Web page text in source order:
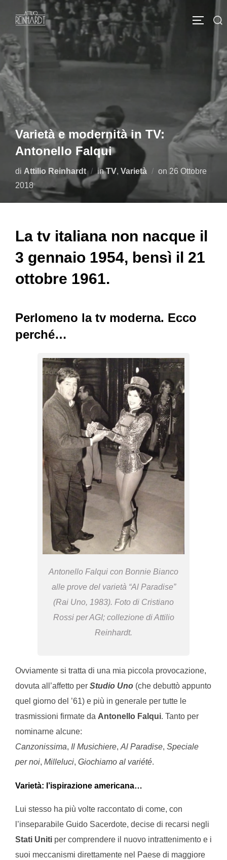
contenuto
Cerca
APRI/
Varietà e modernità in TV:
Antonello Falqui
di Attilio Reinhardt inTV, Varietà on Pubblicato
26 Ottobre
2018
La tv italiana non nacque il
3 gennaio 1954, bensì il 21
ottobre 1961.
Perlomeno la tv moderna. Ecco
perché…
Antonello Falqui con Bonnie Bianco
alle prove del varietà “Al Paradise”
(Rai Uno, 1983). Foto di Cristiano
Rossi per AGI; collezione di Attilio
Reinhardt.
Ovviamente si tratta di una mia piccola provocazione,
dovuta all’affetto per Studio Uno (che debuttò appunto
quel giorno del ’61) e più in generale per tutte le
trasmissioni firmate da Antonello Falqui. Tanto per
nominarne alcune:
Canzonissima, Il Musichiere, Al Paradise, Speciale
per noi, Milleluci, Giochiamo al variété.
Varietà: l’ispirazione americana…
Lui stesso ha più volte raccontato di come, con
l’inseparabile Guido Sacerdote, decise di recarsi negli
Stati Uniti per comprendere il nuovo intrattenimento e i
suoi meccanismi direttamente nel Paese di maggiore